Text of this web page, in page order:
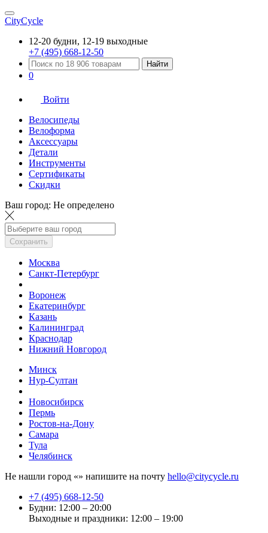
CityCycle
12-20 будни, 12-19 выходные
+7 (495) 668-12-50
Найти
0
Войти
Велосипеды
Велоформа
Аксессуары
Детали
Инструменты
Сертификаты
Скидки
Ваш город: Не определено
Сохранить
Москва
Санкт-Петербург
Воронеж
Екатеринбург
Казань
Калининград
Краснодар
Нижний Новгород
Минск
Нур-Султан
Новосибирск
Пермь
Ростов-на-Дону
Самара
Тула
Челябинск
Не нашли город «» напишите на почту hello@citycycle.ru
+7 (495) 668-12-50
Будни: 12:00 – 20:00
Выходные и праздники: 12:00 – 19:00